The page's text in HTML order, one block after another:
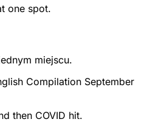
one spot.
miejscu.
Compilation September
then COVID hit.